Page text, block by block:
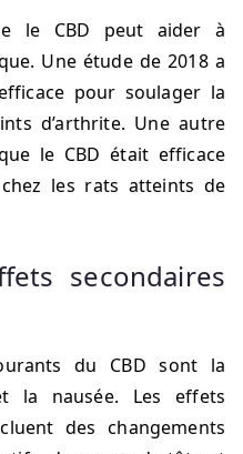
le CBD peut aider à
Une étude de 2018 a
pour soulager la
d’arthrite. Une autre
le CBD était efficace
les rats atteints de
secondaires
du CBD sont la
la nausée. Les effets
des changements